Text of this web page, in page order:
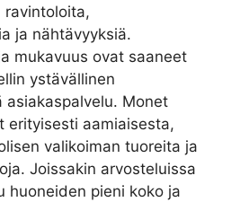
ravintoloita,
ja nähtävyyksiä.
mukavuus ovat saaneet
ystävällinen
asiakaspalvelu. Monet
erityisesti aamiaisesta,
valikoiman tuoreita ja
Joissakin arvosteluissa
huoneiden pieni koko ja